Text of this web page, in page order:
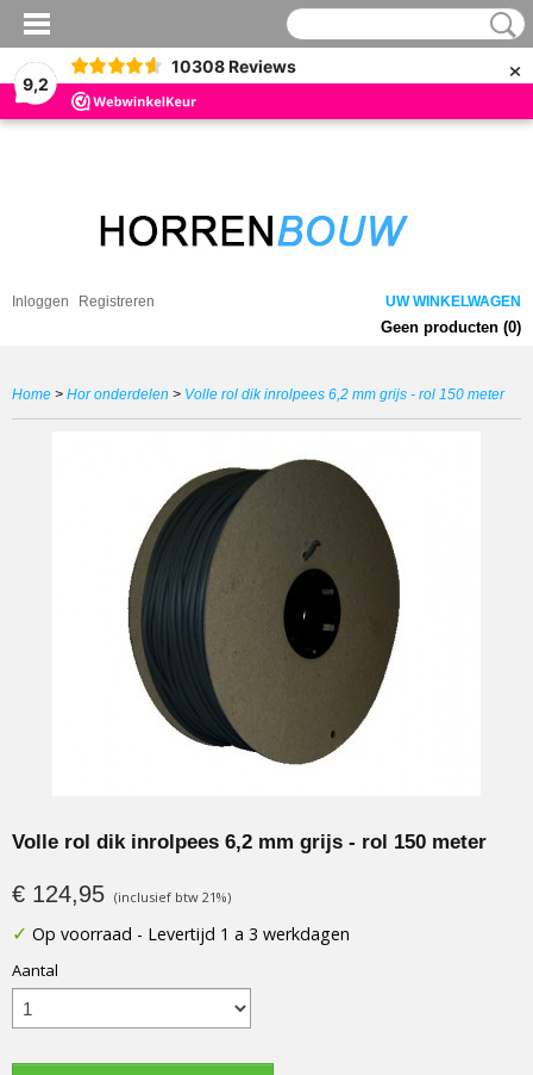
9,2
10308 Reviews ×
Inloggen Registreren UW WINKELWAGEN
Geen producten (0)
Home > Hor onderdelen > Volle rol dik inrolpees 6,2 mm grijs - rol 150 meter
Volle rol dik inrolpees 6,2 mm grijs - rol 150 meter
€ 124,95 (inclusief btw 21%)
✓ Op voorraad - Levertijd 1 a 3 werkdagen
Aantal